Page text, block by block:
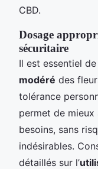
CBD.
Dosage
sécuritaire
Il est essentiel
modéré des
tolérance
permet de
besoins, sans
indésirables.
détaillés sur l’